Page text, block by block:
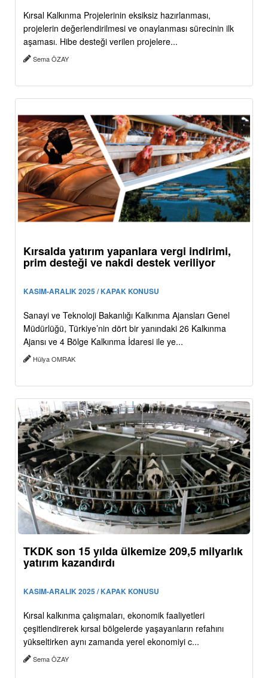
Kırsal Kalkınma Projelerinin eksiksiz hazırlanması,
projelerin değerlendirilmesi ve onaylanması sürecinin ilk
aşaması. Hibe desteği verilen projelere...
Sema ÖZAY
Kırsalda yatırım yapanlara vergi indirimi,
prim desteği ve nakdi destek veriliyor
KASIM-ARALIK 2025 / KAPAK KONUSU
Sanayi ve Teknoloji Bakanlığı Kalkınma Ajansları Genel
Müdürlüğü, Türkiye’nin dört bir yanındaki 26 Kalkınma
Ajansı ve 4 Bölge Kalkınma İdaresi ile ye...
Hülya OMRAK
TKDK son 15 yılda ülkemize 209,5 milyarlık
yatırım kazandırdı
KASIM-ARALIK 2025 / KAPAK KONUSU
Kırsal kalkınma çalışmaları, ekonomik faaliyetleri
çeşitlendirerek kırsal bölgelerde yaşayanların refahını
yükseltirken aynı zamanda yerel ekonomiyi c...
Sema ÖZAY